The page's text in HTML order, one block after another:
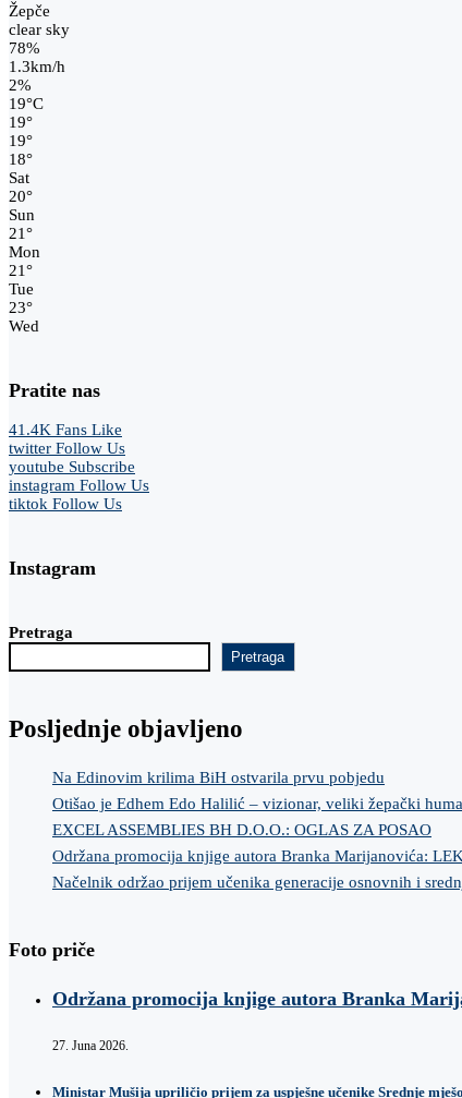
Žepče
clear sky
78%
1.3km/h
2%
19°C
19°
19°
18°
Sat
20°
Sun
21°
Mon
21°
Tue
23°
Wed
Pratite nas
41.4K Fans Like
twitter Follow Us
youtube Subscribe
instagram Follow Us
tiktok Follow Us
Instagram
Pretraga
Pretraga
Posljednje objavljeno
Na Edinovim krilima BiH ostvarila prvu pobjedu
Otišao je Edhem Edo Halilić – vizionar, veliki žepački
EXCEL ASSEMBLIES BH D.O.O.: OGLAS ZA POSAO
Održana promocija knjige autora Branka Marijanovića:
Načelnik održao prijem učenika generacije osnovnih i
Foto priče
Održana promocija knjige autora Branka
27. Juna 2026.
Ministar Mušija upriličio prijem za uspješne učenike Srednje